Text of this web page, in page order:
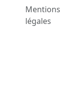
Mentions
légales